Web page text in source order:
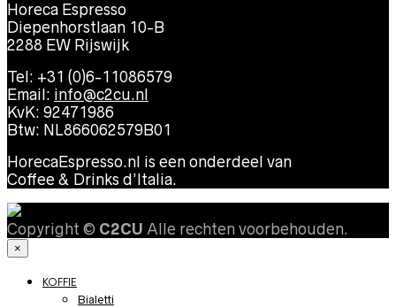
Horeca Espresso
Diepenhorstlaan 10-B
2288 EW Rijswijk
Tel: +31 (0)6-11086579
Email: info@c2cu.nl
KvK: 92471986
Btw: NL866062579B01
HorecaEspresso.nl is een onderdeel van
Coffee & Drinks d’Italia.
Copyright © C2CU Alle rechten voorbehouden.
×
KOFFIE
Bialetti